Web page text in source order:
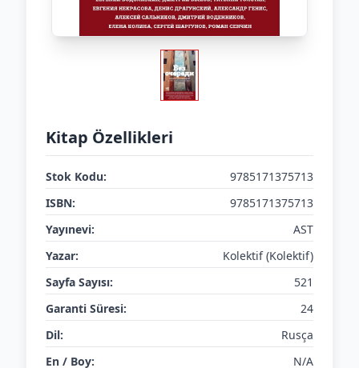
Kitap Özellikleri
Stok Kodu:
9785171375713
ISBN:
9785171375713
Yayınevi:
AST
Yazar:
Kolektif (Kolektif)
Sayfa Sayısı:
521
Garanti Süresi:
24
Dil:
Rusça
En / Boy:
N/A